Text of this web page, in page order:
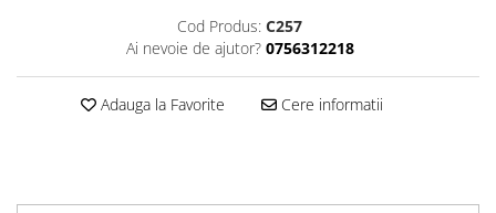
Cod Produs: C257
Ai nevoie de ajutor? 0756312218
Adauga la Favorite Cere informatii